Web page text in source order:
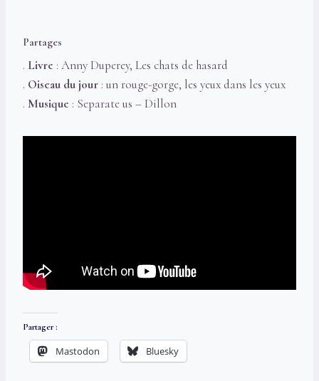
Partages
. Livre : Anny Duperey, Les chats de hasard
. Oiseau du jour : un rouge-gorge, les yeux dans les yeux
. Musique : Separate us – Dillon
Partager :
Mastodon Bluesky